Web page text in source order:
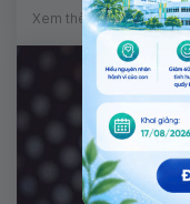
Xem thêm